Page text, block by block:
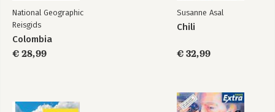
National Geographic
Reisgids
Colombia
€ 28,99
Susanne Asal
Chili
€ 32,99